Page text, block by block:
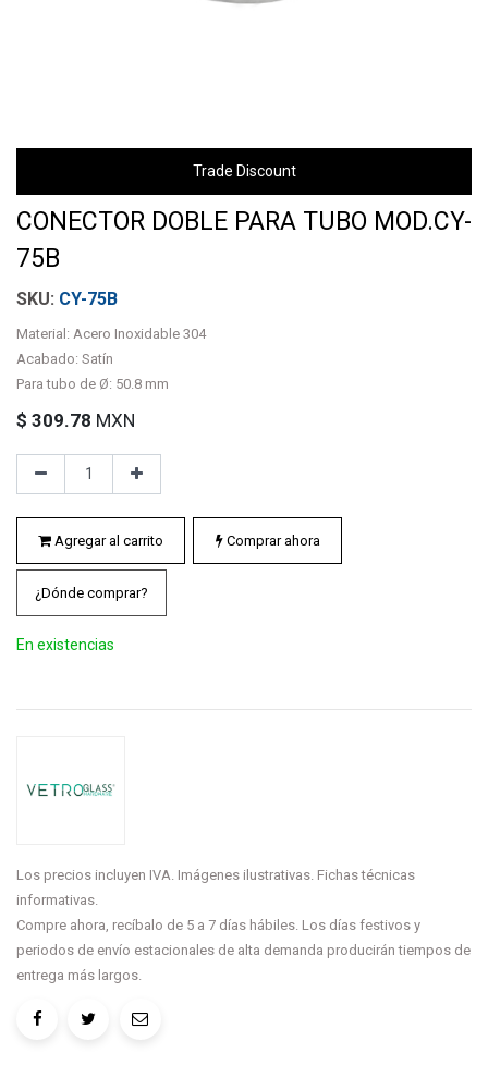
Trade Discount
CONECTOR DOBLE PARA TUBO MOD.CY-
75B
CY-75B
Material: Acero Inoxidable 304
Acabado: Satín
Para tubo de Ø: 50.8 mm
$ 309.78 MXN
Agregar al carrito Comprar ahora
¿Dónde comprar?
En existencias
Los precios incluyen IVA. Imágenes ilustrativas. Fichas técnicas
informativas.
Compre ahora, recíbalo de 5 a 7 días hábiles. Los días festivos y
periodos de envío estacionales de alta demanda producirán tiempos de
entrega más largos.